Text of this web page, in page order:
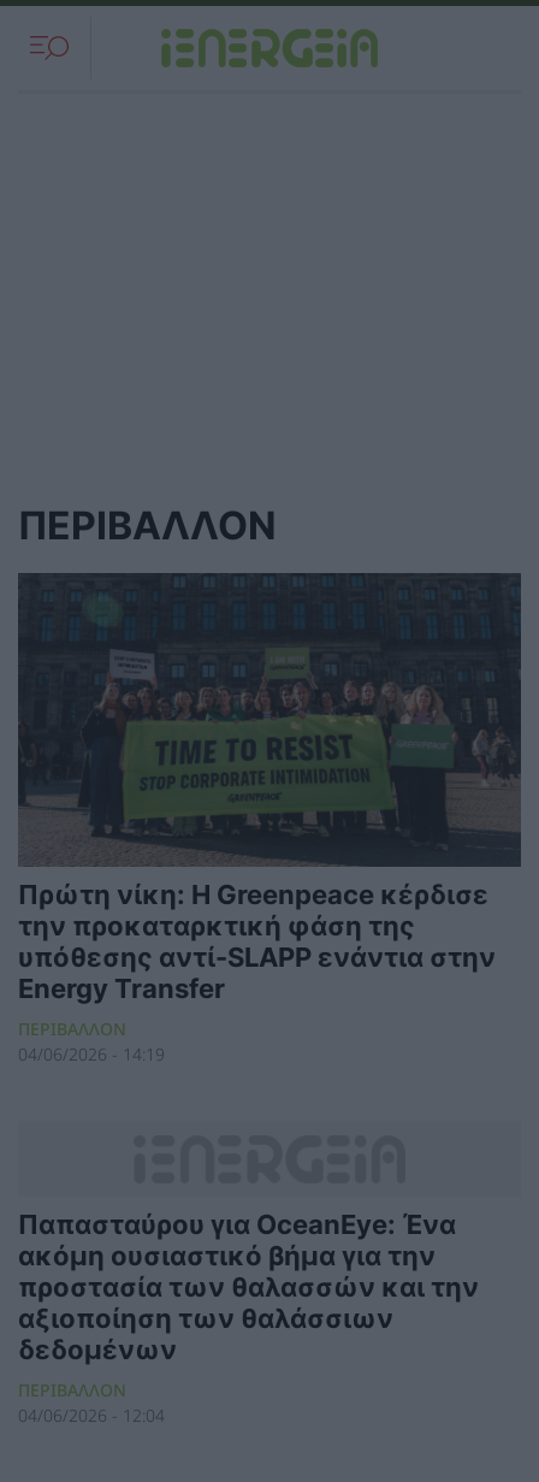
ΠΕΡΙΒΑΛΛΟΝ
Πρώτη νίκη: Η Greenpeace κέρδισε
την προκαταρκτική φάση της
υπόθεσης αντί-SLAPP ενάντια στην
Energy Transfer
ΠΕΡΙΒΑΛΛΟΝ
04/06/2026 - 14:19
Παπασταύρου για OceanEye: Ένα
ακόμη ουσιαστικό βήμα για την
προστασία των θαλασσών και την
αξιοποίηση των θαλάσσιων
δεδομένων
ΠΕΡΙΒΑΛΛΟΝ
04/06/2026 - 12:04